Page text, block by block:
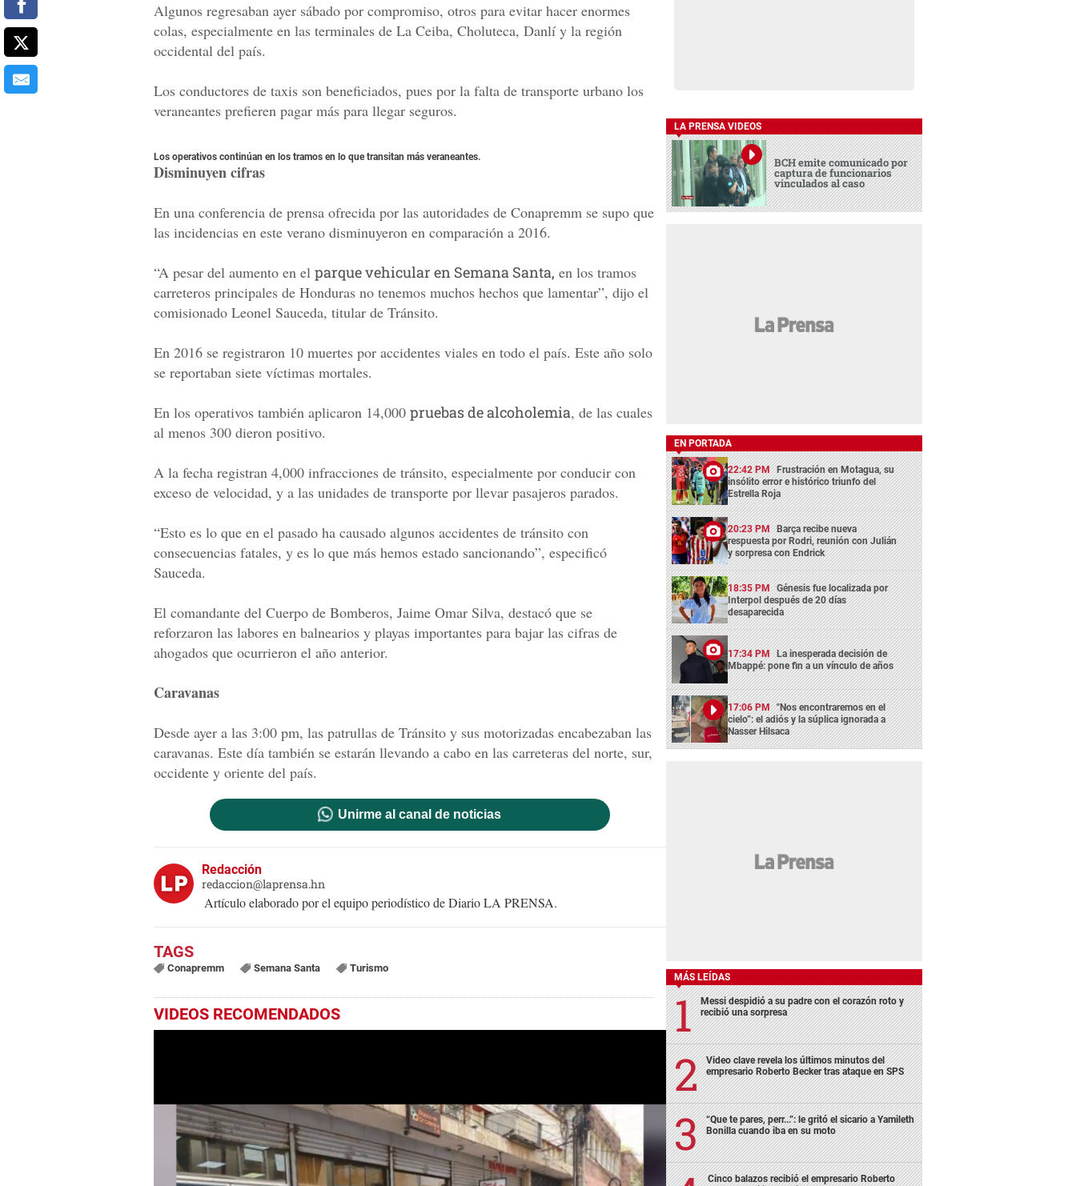
Algunos regresaban ayer sábado por compromiso, otros para evitar hacer enormes
colas, especialmente en las terminales de La Ceiba, Choluteca, Danlí y la región
occidental del país.
Los conductores de taxis son beneficiados, pues por la falta de transporte urbano los
veraneantes prefieren pagar más para llegar seguros.
Los operativos continúan en los tramos en lo que transitan más veraneantes.
Disminuyen cifras
En una conferencia de prensa ofrecida por las autoridades de Conapremm se supo que
las incidencias en este verano disminuyeron en comparación a 2016.
“A pesar del aumento en el parque vehicular en Semana Santa, en los tramos
carreteros principales de Honduras no tenemos muchos hechos que lamentar”, dijo el
comisionado Leonel Sauceda, titular de Tránsito.
En 2016 se registraron 10 muertes por accidentes viales en todo el país. Este año solo
se reportaban siete víctimas mortales.
En los operativos también aplicaron 14,000 pruebas de alcoholemia, de las cuales
al menos 300 dieron positivo.
A la fecha registran 4,000 infracciones de tránsito, especialmente por conducir con
exceso de velocidad, y a las unidades de transporte por llevar pasajeros parados.
“Esto es lo que en el pasado ha causado algunos accidentes de tránsito con
consecuencias fatales, y es lo que más hemos estado sancionando”, especificó
Sauceda.
El comandante del Cuerpo de Bomberos, Jaime Omar Silva, destacó que se
reforzaron las labores en balnearios y playas importantes para bajar las cifras de
ahogados que ocurrieron el año anterior.
Caravanas
Desde ayer a las 3:00 pm, las patrullas de Tránsito y sus motorizadas encabezaban las
caravanas. Este día también se estarán llevando a cabo en las carreteras del norte, sur,
occidente y oriente del país.
Unirme al canal de noticias
Redacción
redaccion@laprensa.hn
Artículo elaborado por el equipo periodístico de Diario LA PRENSA.
Conapremm Semana Santa Turismo
VIDEOS RECOMENDADOS
LA PRENSA VIDEOS
BCH emite comunicado por
captura de funcionarios
vinculados al caso
EN PORTADA
22:42 PM Frustración en Motagua, su
insólito error e histórico triunfo del
Estrella Roja
20:23 PM Barça recibe nueva
respuesta por Rodri, reunión con Julián
y sorpresa con Endrick
18:35 PM Génesis fue localizada por
Interpol después de 20 días
desaparecida
17:34 PM La inesperada decisión de
Mbappé: pone fin a un vínculo de años
17:06 PM "Nos encontraremos en el
cielo”: el adiós y la súplica ignorada a
Nasser Hilsaca
MÁS LEÍDAS
Messi despidió a su padre con el corazón roto y
recibió una sorpresa
Video clave revela los últimos minutos del
empresario Roberto Becker tras ataque en SPS
“Que te pares, perr...”: le gritó el sicario a Yamileth
Bonilla cuando iba en su moto
Cinco balazos recibió el empresario Roberto